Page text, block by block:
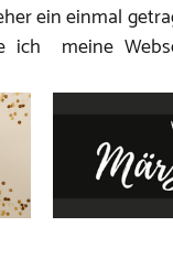
ein einmal
ich  meine